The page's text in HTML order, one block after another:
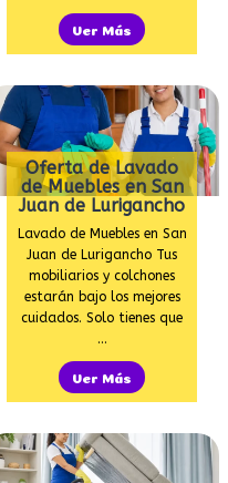
Ver Más
Oferta de Lavado
de Muebles en San
Juan de Lurigancho
Lavado de Muebles en San
Juan de Lurigancho Tus
mobiliarios y colchones
estarán bajo los mejores
cuidados. Solo tienes que
…
Ver Más